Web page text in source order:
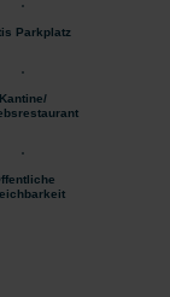
Parkplatz
Kantine/